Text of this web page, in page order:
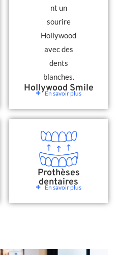
Hollywood Smile
En savoir plus
Prothèses
dentaires
En savoir plus